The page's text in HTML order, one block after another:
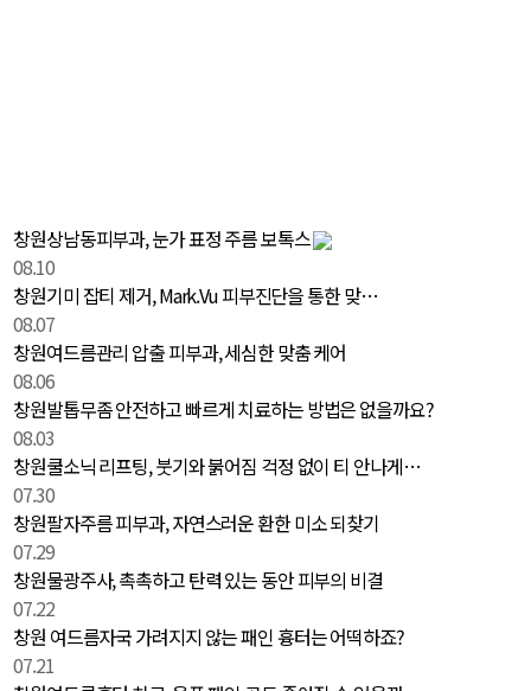
창원상남동피부과, 눈가 표정 주름 보톡스
08.10
창원기미 잡티 제거, Mark.Vu 피부진단을 통한 맞…
08.07
창원여드름관리 압출 피부과, 세심한 맞춤 케어
08.06
창원발톱무좀 안전하고 빠르게 치료하는 방법은 없을까요?
08.03
창원쿨소닉 리프팅, 붓기와 붉어짐 걱정 없이 티 안나게…
07.30
창원팔자주름 피부과, 자연스러운 환한 미소 되찾기
07.29
창원물광주사, 촉촉하고 탄력 있는 동안 피부의 비결
07.22
창원 여드름자국 가려지지 않는 패인 흉터는 어떡하죠?
07.21